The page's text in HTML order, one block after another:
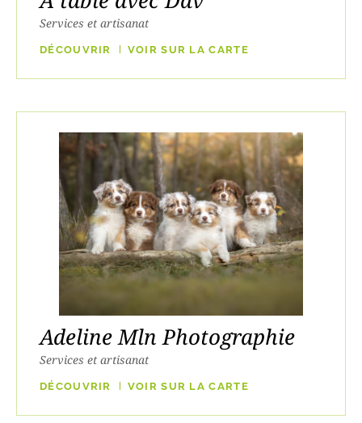
Services et artisanat
DÉCOUVRIR VOIR SUR LA CARTE
Adeline Mln Photographie
Services et artisanat
DÉCOUVRIR VOIR SUR LA CARTE